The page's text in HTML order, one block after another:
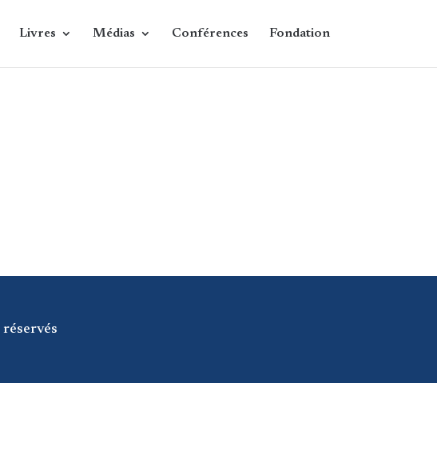
Livres Médias Conférences Fondation